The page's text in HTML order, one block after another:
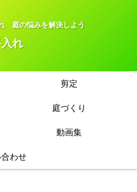
庭の悩みを解決しよう
れ
剪定
庭づくり
動画集
わせ